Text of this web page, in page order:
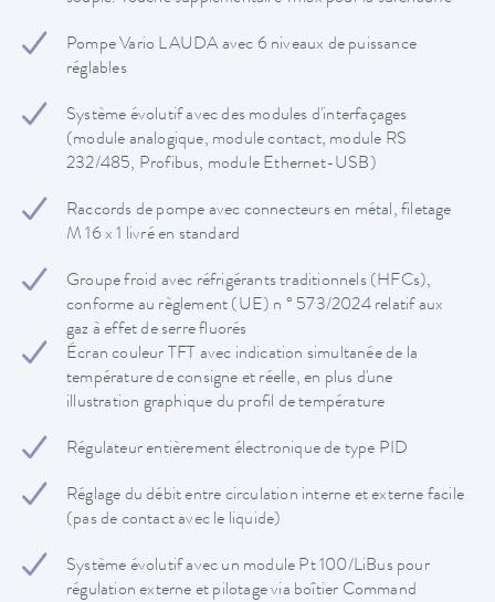
Pompe Vario LAUDA avec 6 niveaux de puissance
réglables
Système évolutif avec des modules d'interfaçages
(module analogique, module contact, module RS
232/485, Profibus, module Ethernet-USB)
Raccords de pompe avec connecteurs en métal, filetage
M 16 x 1 livré en standard
Groupe froid avec réfrigérants traditionnels (HFCs),
conforme au règlement (UE) n ° 573/2024 relatif aux
gaz à effet de serre fluorés
Écran couleur TFT avec indication simultanée de la
température de consigne et réelle, en plus d'une
illustration graphique du profil de température
Régulateur entièrement électronique de type PID
Réglage du débit entre circulation interne et externe facile
(pas de contact avec le liquide)
Système évolutif avec un module Pt 100/LiBus pour
régulation externe et pilotage via boîtier Command